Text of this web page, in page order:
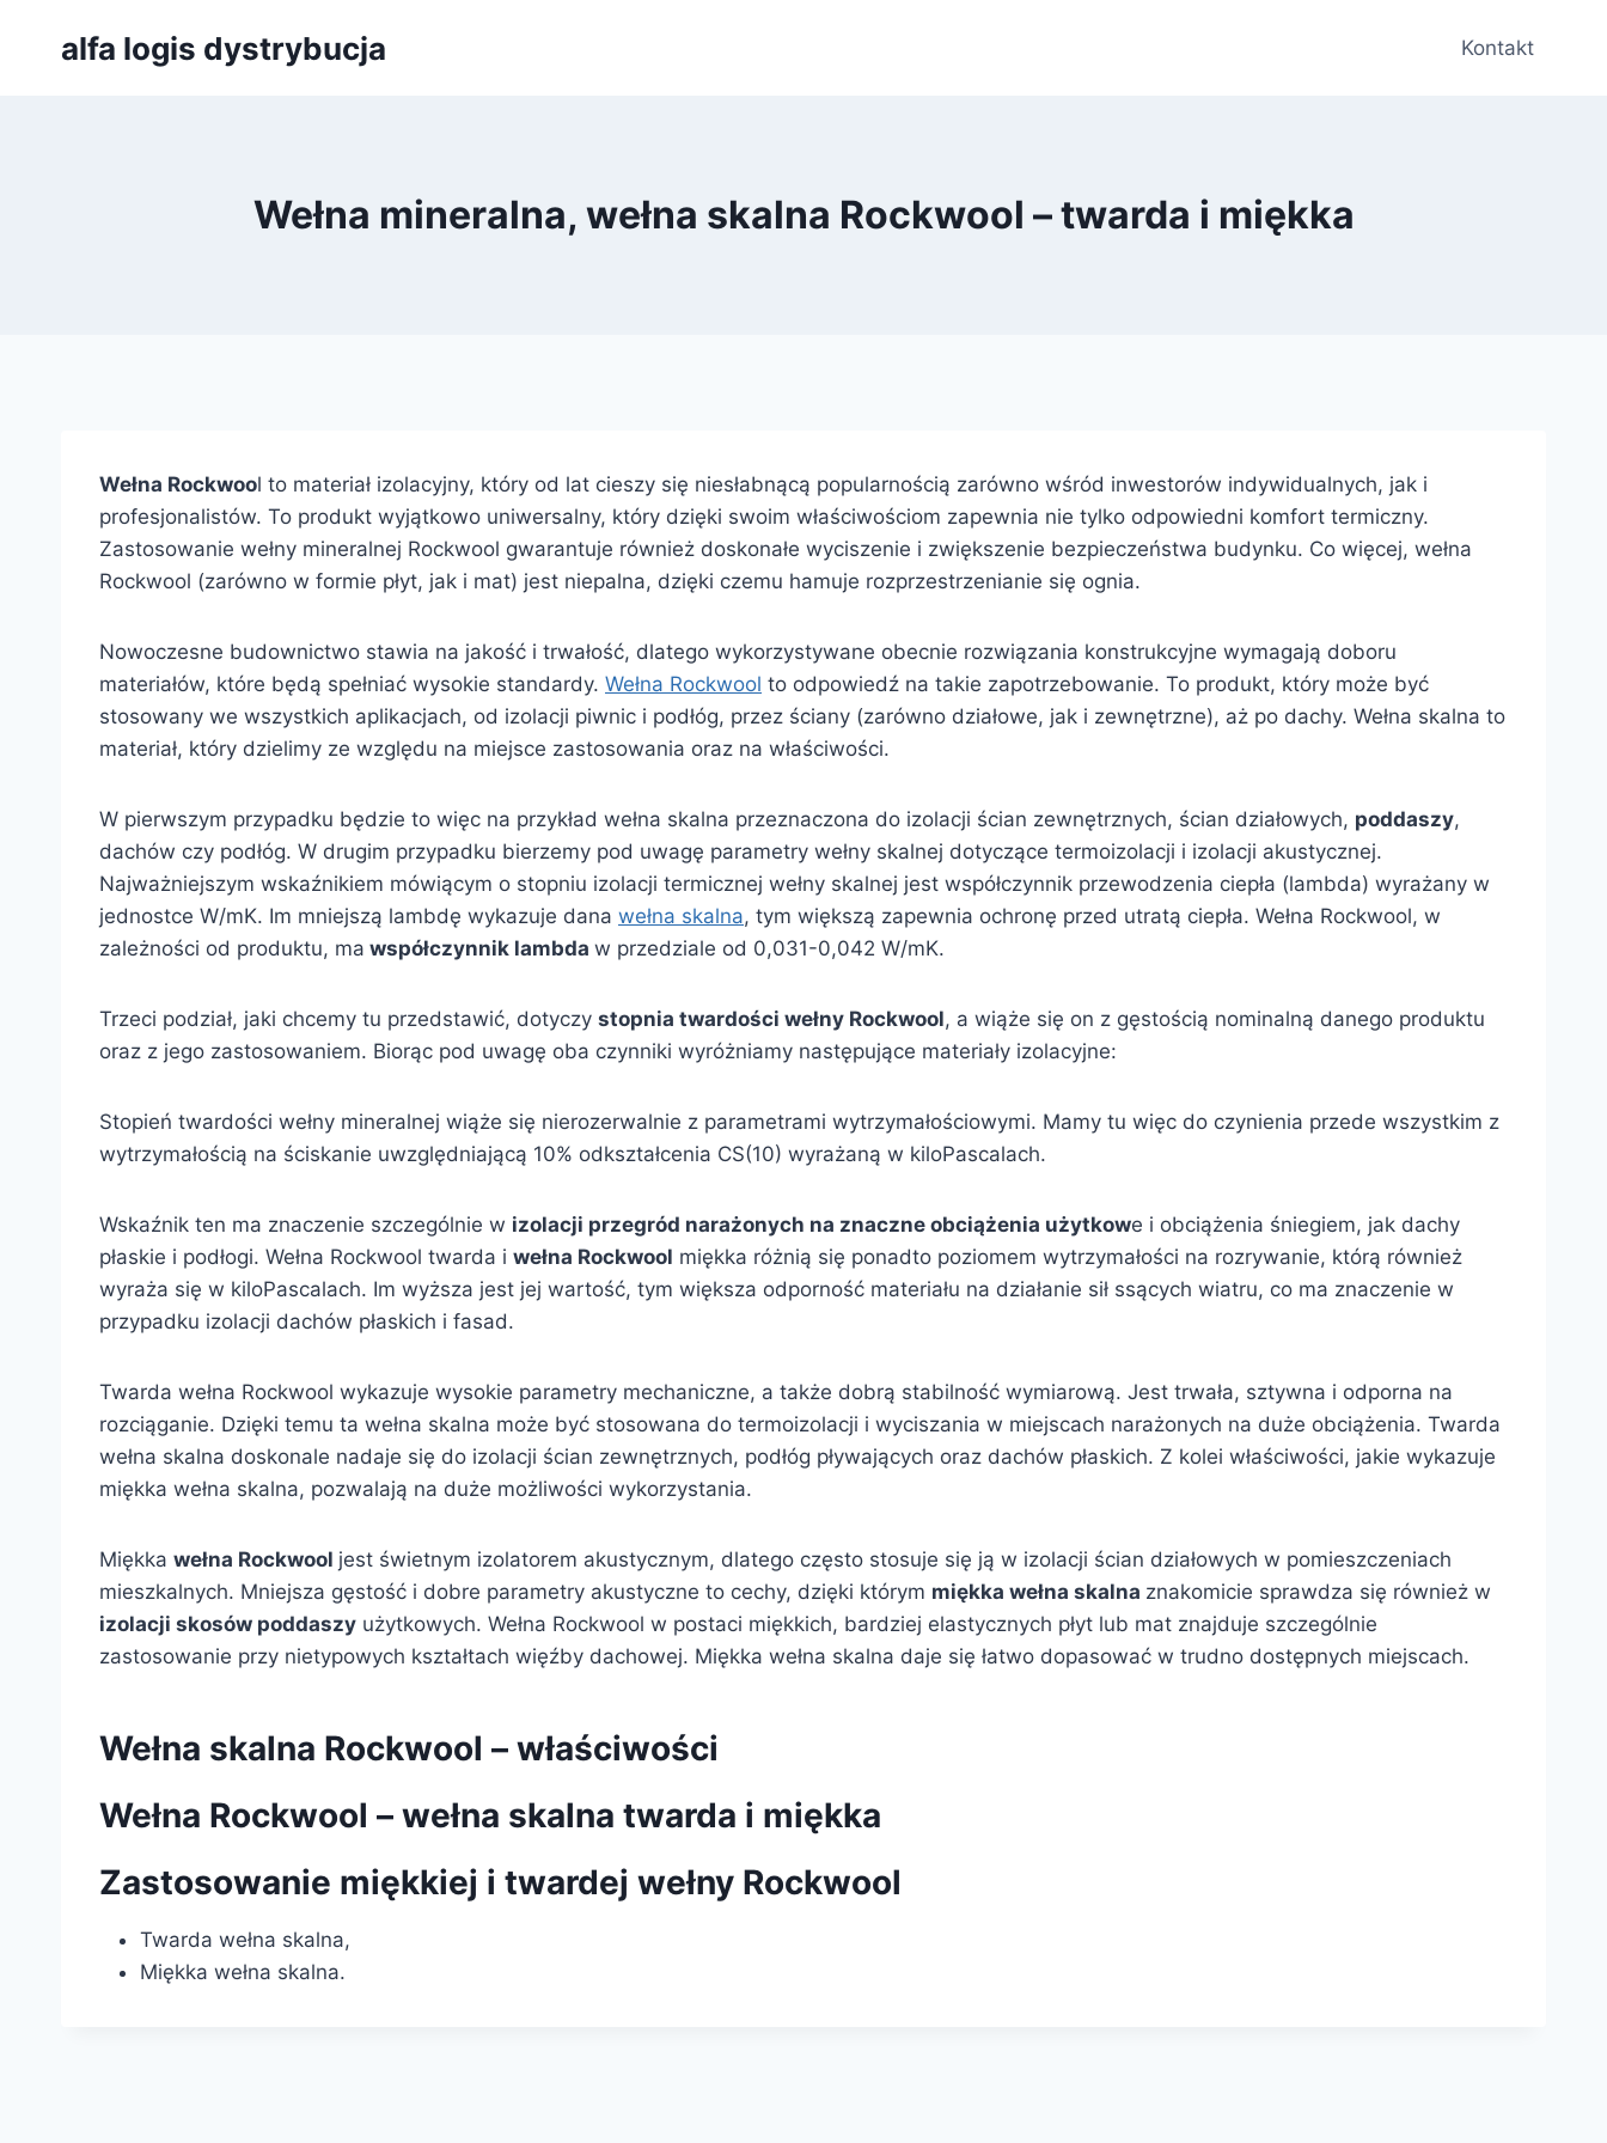
alfa logis dystrybucja Kontakt
Wełna mineralna, wełna skalna Rockwool – twarda i miękka
Wełna Rockwool to materiał izolacyjny, który od lat cieszy się niesłabnącą popularnością zarówno wśród inwestorów indywidualnych, jak i
profesjonalistów. To produkt wyjątkowo uniwersalny, który dzięki swoim właściwościom zapewnia nie tylko odpowiedni komfort termiczny.
Zastosowanie wełny mineralnej Rockwool gwarantuje również doskonałe wyciszenie i zwiększenie bezpieczeństwa budynku. Co więcej, wełna
Rockwool (zarówno w formie płyt, jak i mat) jest niepalna, dzięki czemu hamuje rozprzestrzenianie się ognia.
Nowoczesne budownictwo stawia na jakość i trwałość, dlatego wykorzystywane obecnie rozwiązania konstrukcyjne wymagają doboru
materiałów, które będą spełniać wysokie standardy. Wełna Rockwool to odpowiedź na takie zapotrzebowanie. To produkt, który może być
stosowany we wszystkich aplikacjach, od izolacji piwnic i podłóg, przez ściany (zarówno działowe, jak i zewnętrzne), aż po dachy. Wełna skalna to
materiał, który dzielimy ze względu na miejsce zastosowania oraz na właściwości.
W pierwszym przypadku będzie to więc na przykład wełna skalna przeznaczona do izolacji ścian zewnętrznych, ścian działowych, poddaszy,
dachów czy podłóg. W drugim przypadku bierzemy pod uwagę parametry wełny skalnej dotyczące termoizolacji i izolacji akustycznej.
Najważniejszym wskaźnikiem mówiącym o stopniu izolacji termicznej wełny skalnej jest współczynnik przewodzenia ciepła (lambda) wyrażany w
jednostce W/mK. Im mniejszą lambdę wykazuje dana wełna skalna, tym większą zapewnia ochronę przed utratą ciepła. Wełna Rockwool, w
zależności od produktu, ma współczynnik lambda w przedziale od 0,031-0,042 W/mK.
Trzeci podział, jaki chcemy tu przedstawić, dotyczy stopnia twardości wełny Rockwool, a wiąże się on z gęstością nominalną danego produktu
oraz z jego zastosowaniem. Biorąc pod uwagę oba czynniki wyróżniamy następujące materiały izolacyjne:
Stopień twardości wełny mineralnej wiąże się nierozerwalnie z parametrami wytrzymałościowymi. Mamy tu więc do czynienia przede wszystkim z
wytrzymałością na ściskanie uwzględniającą 10% odkształcenia CS(10) wyrażaną w kiloPascalach.
Wskaźnik ten ma znaczenie szczególnie w izolacji przegród narażonych na znaczne obciążenia użytkowe i obciążenia śniegiem, jak dachy
płaskie i podłogi. Wełna Rockwool twarda i wełna Rockwool miękka różnią się ponadto poziomem wytrzymałości na rozrywanie, którą również
wyraża się w kiloPascalach. Im wyższa jest jej wartość, tym większa odporność materiału na działanie sił ssących wiatru, co ma znaczenie w
przypadku izolacji dachów płaskich i fasad.
Twarda wełna Rockwool wykazuje wysokie parametry mechaniczne, a także dobrą stabilność wymiarową. Jest trwała, sztywna i odporna na
rozciąganie. Dzięki temu ta wełna skalna może być stosowana do termoizolacji i wyciszania w miejscach narażonych na duże obciążenia. Twarda
wełna skalna doskonale nadaje się do izolacji ścian zewnętrznych, podłóg pływających oraz dachów płaskich. Z kolei właściwości, jakie wykazuje
miękka wełna skalna, pozwalają na duże możliwości wykorzystania.
Miękka wełna Rockwool jest świetnym izolatorem akustycznym, dlatego często stosuje się ją w izolacji ścian działowych w pomieszczeniach
mieszkalnych. Mniejsza gęstość i dobre parametry akustyczne to cechy, dzięki którym miękka wełna skalna znakomicie sprawdza się również w
izolacji skosów poddaszy użytkowych. Wełna Rockwool w postaci miękkich, bardziej elastycznych płyt lub mat znajduje szczególnie
zastosowanie przy nietypowych kształtach więźby dachowej. Miękka wełna skalna daje się łatwo dopasować w trudno dostępnych miejscach.
Wełna skalna Rockwool – właściwości
Wełna Rockwool – wełna skalna twarda i miękka
Zastosowanie miękkiej i twardej wełny Rockwool
Twarda wełna skalna,
Miękka wełna skalna.